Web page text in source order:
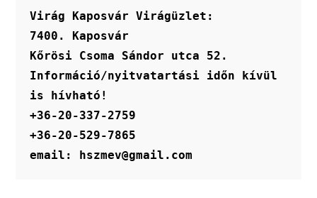
Virág Kaposvár Virágüzlet:
7400. Kaposvár
Kőrösi Csoma Sándor utca 52.
Információ/nyitvatartási időn kívül
is hívható!
+36-20-337-2759
+36-20-529-7865
email: hszmev@gmail.com